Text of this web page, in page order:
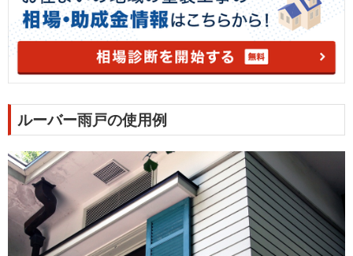
ルーバー雨戸の使用例